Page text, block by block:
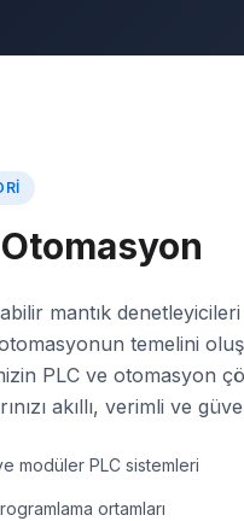
Otomasyon
mantık
temelini
PLC ve otomasyon
akıllı, verimli ve
modüler PLC sistemleri
ortamları